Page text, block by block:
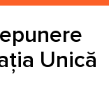
Unică